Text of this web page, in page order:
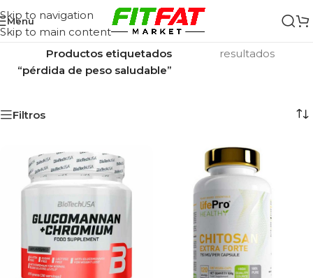
Skip to navigation
Skip to main content
Menu
Inicio/
Productos etiquetados
“pérdida de peso saludable”
resultados
Filtros